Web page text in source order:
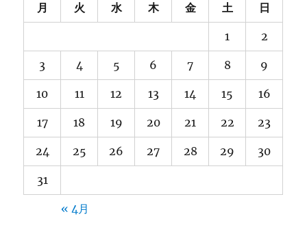
月 火 水 木 金 土 日
1 2
3 4 5 6 7 8 9
10 11 12 13 14 15 16
17 18 19 20 21 22 23
24 25 26 27 28 29 30
31
« 4月